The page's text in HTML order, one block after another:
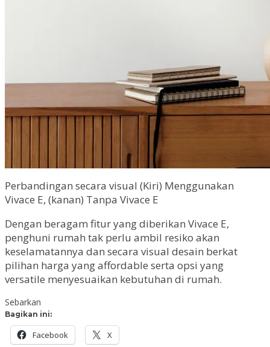
Perbandingan secara visual (Kiri) Menggunakan
Vivace E, (kanan) Tanpa Vivace E
Dengan beragam fitur yang diberikan Vivace E,
penghuni rumah tak perlu ambil resiko akan
keselamatannya dan secara visual desain berkat
pilihan harga yang affordable serta opsi yang
versatile menyesuaikan kebutuhan di rumah.
Sebarkan
Bagikan ini:
Facebook X